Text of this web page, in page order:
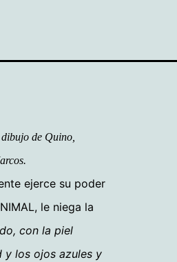
de Quino,
ejerce su poder
le niega la
con la piel
y los ojos azules y